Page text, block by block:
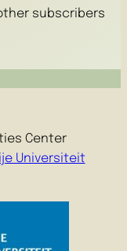
subscribers
Center
Universiteit